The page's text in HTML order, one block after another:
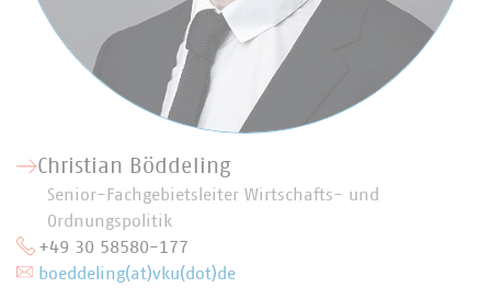
Christian Böddeling
Senior-Fachgebietsleiter Wirtschafts- und
Ordnungspolitik
+49 30 58580-177
boeddeling(at)vku(dot)de